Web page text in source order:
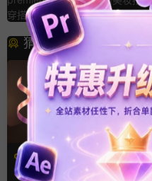
穿搭博主VLOG自媒体pr片头模板
猜你喜欢
FCPX转场
光效
复古风